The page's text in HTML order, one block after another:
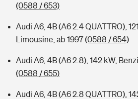
(0588 / 653)
Audi A6, 4B (A6 2.4 QUATTRO),
Limousine, ab 1997(0588 / 654)
Audi A6, 4B (A6 2.8), 142 kW,
(0588 / 655)
Audi A6, 4B (A6 2.8 QUATTRO),